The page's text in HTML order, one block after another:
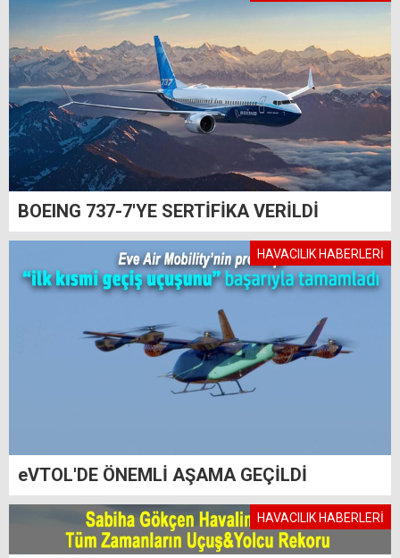
BOEING 737-7'YE SERTİFİKA VERİLDİ
HAVACILIK HABERLERİ
eVTOL'DE ÖNEMLİ AŞAMA GEÇİLDİ
HAVACILIK HABERLERİ